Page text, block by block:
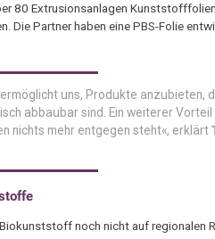
80 Extrusionsanlagen
Die Partner haben eine PBS-Folie
uns, Produkte anzubieten,
abbaubar sind. Ein weiterer
nichts mehr entgegen steht«, erklärt
noch nicht auf regionalen